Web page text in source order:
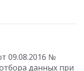
09.08.2016 №
данных при